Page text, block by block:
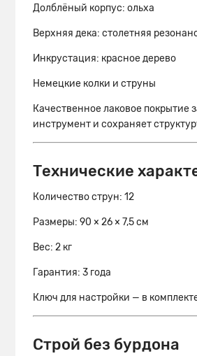
Долблёный корпус: ольха
Верхняя дека: столетняя
Инкрустация: красное дерево
Немецкие колки и струны
Качественное лаковое покрытие
инструмент и сохраняет
Технические
Количество струн: 12
Размеры: 90 × 26 × 7,5 см
Вес: 2 кг
Гарантия: 3 года
Ключ для настройки — в
Строй без бурдона